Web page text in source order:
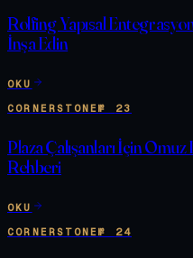
Rolfing Yapısal
İnşa Edin
OKU
CORNERSTONE№ 23
Plaza Çalışanları İçin
Rehberi
OKU
CORNERSTONE№ 24